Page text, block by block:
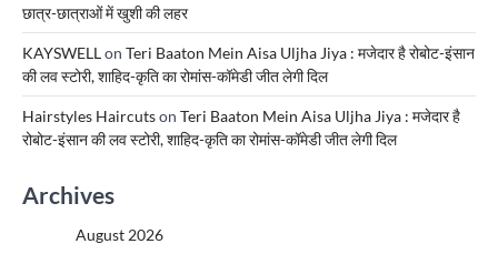
छात्र-छात्राओं में खुशी की लहर
KAYSWELLon Teri Baaton Mein Aisa Uljha Jiya : मजेदार है रोबोट-इंसान
की लव स्टोरी, शाहिद-कृति का रोमांस-कॉमेडी जीत लेगी दिल
Hairstyles Haircutson Teri Baaton Mein Aisa Uljha Jiya : मजेदार है
रोबोट-इंसान की लव स्टोरी, शाहिद-कृति का रोमांस-कॉमेडी जीत लेगी दिल
Archives
August 2026